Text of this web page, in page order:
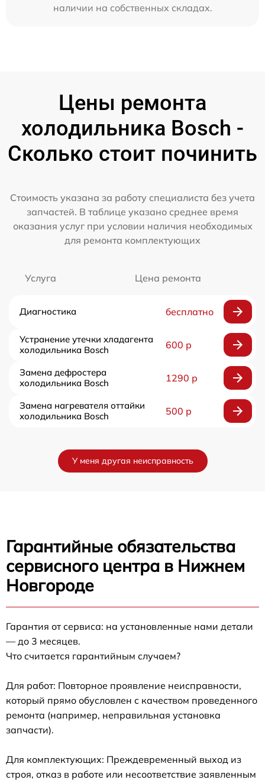
наличии на собственных складах.
Цены ремонта
холодильника Bosch -
Сколько стоит починить
Стоимость указана за работу специалиста без учета
запчастей. В таблице указано среднее время
оказания услуг при условии наличия необходимых
для ремонта комплектующих
Услуга Цена ремонта
Диагностика бесплатно
Устранение утечки хладагента
холодильника Bosch
600 р
Замена дефростера
холодильника Bosch
1290 р
Замена нагревателя оттайки
холодильника Bosch
500 р
У меня другая неисправность
Гарантийные обязательства
сервисного центра в Нижнем
Новгороде
Гарантия от сервиса: на установленные нами детали
— до 3 месяцев.
Что считается гарантийным случаем?
Для работ: Повторное проявление неисправности,
который прямо обусловлен с качеством проведенного
ремонта (например, неправильная установка
запчасти).
Для комплектующих: Преждевременный выход из
строя, отказ в работе или несоответствие заявленным